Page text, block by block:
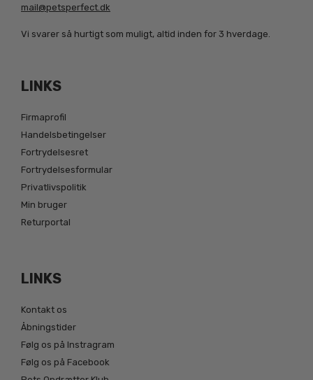
mail@petsperfect.dk
Vi svarer så hurtigt som muligt, altid inden for 3 hverdage.
LINKS
Firmaprofil
Handelsbetingelser
Fortrydelsesret
Fortrydelsesformular
Privatlivspolitik
Min bruger
Returportal
LINKS
Kontakt os
Åbningstider
Følg os på Instragram
Følg os på Facebook